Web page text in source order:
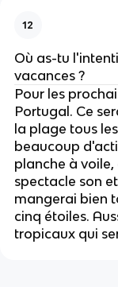
12
Où as-tu
vacances ?
Pour les
Portugal. Ce
la plage tous
beaucoup
planche à
spectacle son
mangerai bien
cinq étoiles.
tropicaux qui